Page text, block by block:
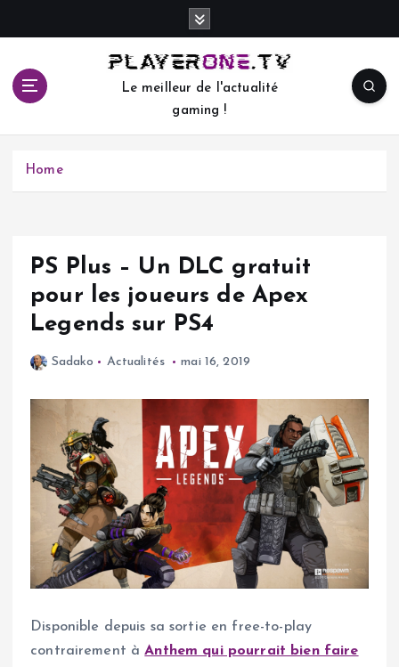
c
Le meilleur de l'actualité
gaming !
Home
PS Plus – Un DLC gratuit
pour les joueurs de Apex
Legends sur PS4
Sadako Actualités mai 16, 2019
Disponible depuis sa sortie en free-to-play
contrairement àAnthem qui pourrait bien faire